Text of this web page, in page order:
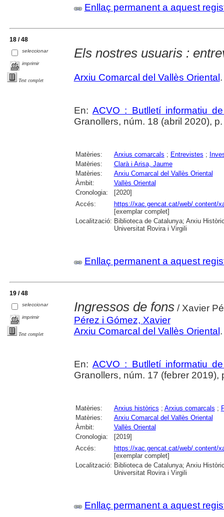
Enllaç permanent a aquest
18 / 48
seleccionar
imprimir
Text complet
Els nostres usuaris :
Arxiu Comarcal del Vallès Oriental .
En: ACVO : Butlletí informatiu
Granollers, núm. 18 (abril 2020),
Matèries: Arxius comarcals ; Entrevistes ;
Matèries:
Clarà i Arisa, Jaume
Matèries:
Arxiu Comarcal del Vallès Oriental
Àmbit:
Vallès Oriental
Cronologia:
[2020]
Accés:
https://xac.gencat.cat/web/.content/
[exemplar complet]
Localització: Biblioteca de Catalunya; Arxiu
Universitat Rovira i Virgili
Enllaç permanent a aquest
19 / 48
seleccionar
imprimir
Text complet
Ingressos de fons/ Xavier
Pérez i Gómez, Xavier
Arxiu Comarcal del Vallès Oriental .
En: ACVO : Butlletí informatiu
Granollers, núm. 17 (febrer 2019),
Matèries: Arxius històrics ; Arxius comarcals ;
Matèries:
Arxiu Comarcal del Vallès Oriental
Àmbit:
Vallès Oriental
Cronologia:
[2019]
Accés:
https://xac.gencat.cat/web/.content/
[exemplar complet]
Localització: Biblioteca de Catalunya; Arxiu
Universitat Rovira i Virgili
Enllaç permanent a aquest